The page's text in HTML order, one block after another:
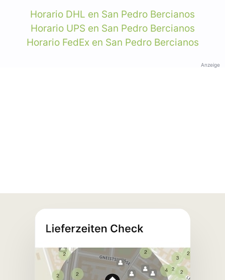
Horario DHL en San Pedro Bercianos
Horario UPS en San Pedro Bercianos
Horario FedEx en San Pedro Bercianos
Anzeige